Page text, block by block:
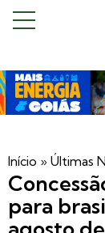
Início » Últimas
para